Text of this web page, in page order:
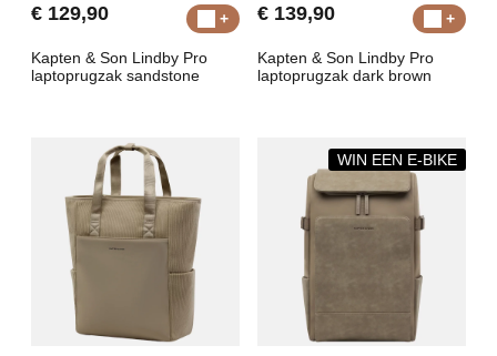
€ 129,90
Kapten & Son Lindby Pro
laptoprugzak sandstone
€ 139,90
Kapten & Son Lindby Pro
laptoprugzak dark brown
WIN EEN E-BIKE